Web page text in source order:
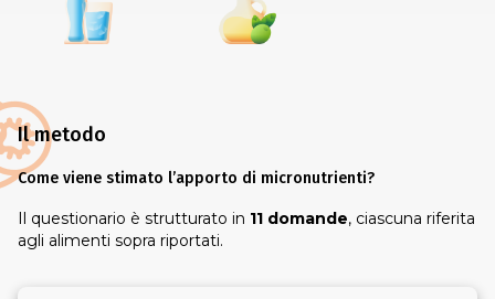
Il metodo
Come viene stimato l’apporto di micronutrienti?
Il questionario è strutturato in 11 domande, ciascuna riferita
agli alimenti sopra riportati.